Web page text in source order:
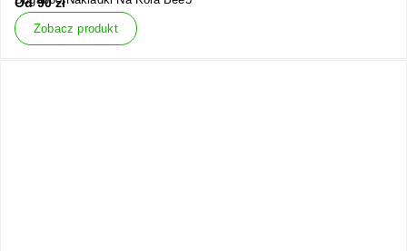
Od90zł
Zobacz produkt